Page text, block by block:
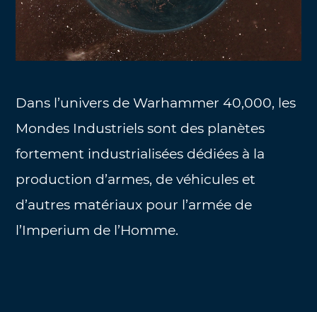
Dans l’univers de Warhammer 40,000, les
Mondes Industriels sont des planètes
fortement industrialisées dédiées à la
production d’armes, de véhicules et
d’autres matériaux pour l’armée de
l’Imperium de l’Homme.